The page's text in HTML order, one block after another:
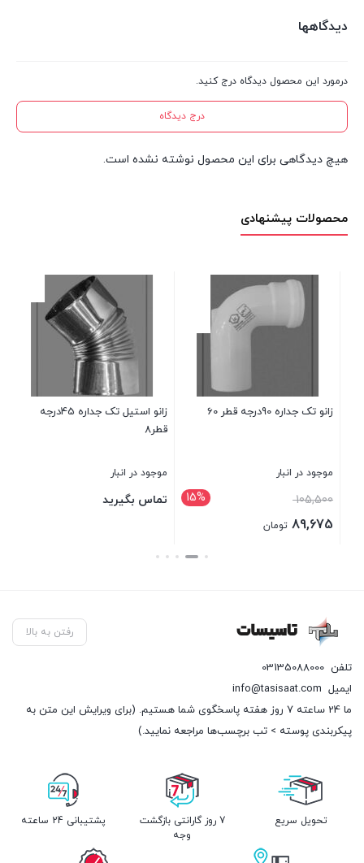
دیدگاهها
درمورد این محصول دیدگاه درج کنید.
درج دیدگاه
هیچ دیدگاهی برای این محصول نوشته نشده است.
محصولات پیشنهادی
زانو تک جداره 90درجه قطر 60
موجود در انبار
15% 105,500قیمت
اصلی:89,675 تومان
زانو استیل تک جداره 45درجه
قطر8
موجود در انبار
تماس بگیرید
بستن
رفتن به بالا
تلفن 03135088000
ایمیل info@tasisaat.com
ما 24 ساعته 7 روز هفته پاسخگوی شما هستیم. (برای ویرایش این متن به
پیکربندی پوسته > تب برچسب‌ها مراجعه نمایید.)
تحویل سریع
7 روز گارانتی بازگشت
وجه
پشتیبانی 24 ساعته